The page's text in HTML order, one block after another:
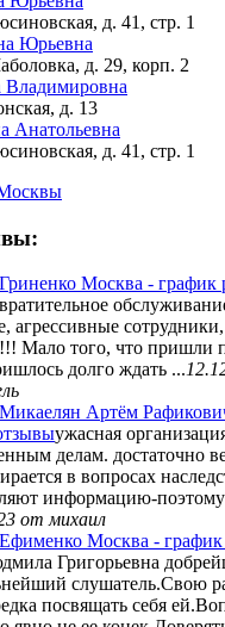
д. 41, стр. 1
Юрьевна
д. 29, корп. 2
Владимировна
д. 13
Анатольевна
д. 41, стр. 1
Москва - график
агрессивные
Мало того, что пришли
долго ждать ...
Артём
ужасная
делам. достаточно
в вопросах
информацию-
от михаил
Москва -
Григорьевна
слушатель.Свою
посвящать себя